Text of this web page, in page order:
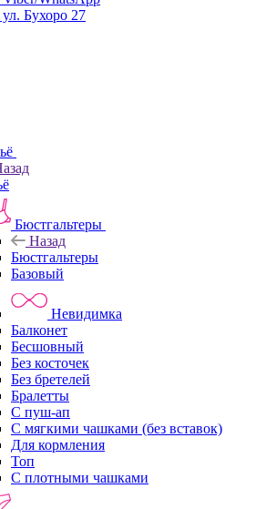
Бухоро 27
Бюстгальтеры
Назад
Бюстгальтеры
Базовый
Невидимка
Балконет
Бесшовный
Без косточек
Без бретелей
Бралетты
С пуш-ап
С мягкими чашками (без вставок)
Для кормления
Топ
С плотными чашками